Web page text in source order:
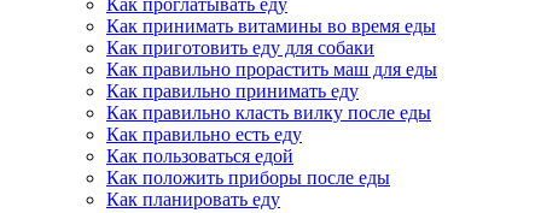
Как принимать витамины во время еды
Как приготовить еду для собаки
Как правильно прорастить маш для еды
Как правильно принимать еду
Как правильно класть вилку после еды
Как правильно есть еду
Как пользоваться едой
Как положить приборы после еды
Как планировать еду